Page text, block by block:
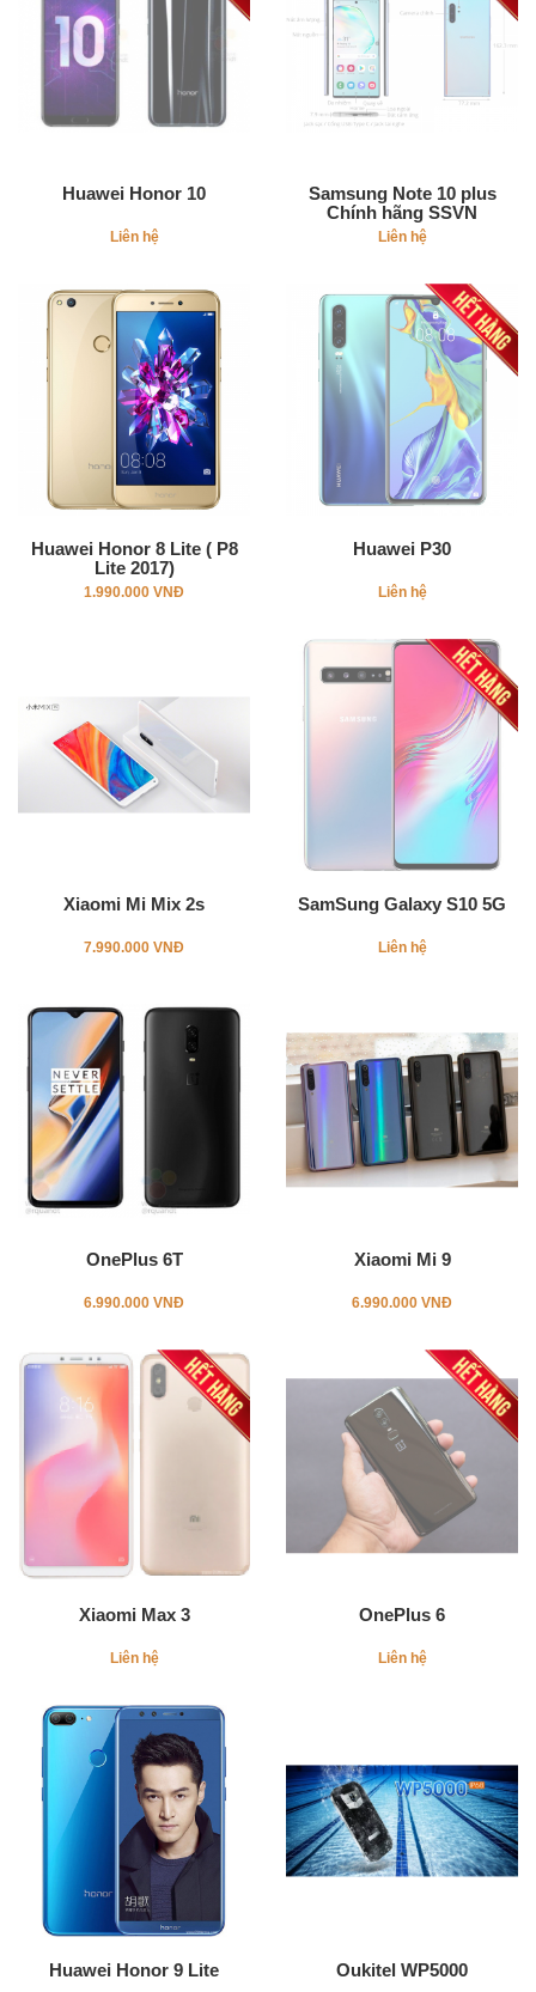
Huawei Honor 10
Liên hệ
Samsung Note 10 plus
Chính hãng SSVN
Liên hệ
Huawei Honor 8 Lite ( P8
Lite 2017)
1.990.000 VNĐ
Huawei P30
Liên hệ
Xiaomi Mi Mix 2s
7.990.000 VNĐ
SamSung Galaxy S10 5G
Liên hệ
OnePlus 6T
6.990.000 VNĐ
Xiaomi Mi 9
6.990.000 VNĐ
Xiaomi Max 3
Liên hệ
OnePlus 6
Liên hệ
Huawei Honor 9 Lite Oukitel WP5000